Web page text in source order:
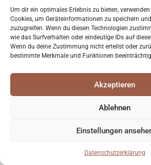
Um dir ein optimales Erlebnis zu bieten,
Cookies, um Geräteinformationen zu speichern
zuzugreifen. Wenn du diesen Technologien
wie das Surfverhalten oder eindeutige IDs auf
Wenn du deine Zustimmung nicht erteilst oder
bestimmte Merkmale und Funktionen
Akzeptieren
Ablehnen
Einstellungen
Datenschutzerklärung
unterschätzte Star im
Die Wahl der richtigen Bettwäsche ist
Schlafqualität. Unter den zahlreichen